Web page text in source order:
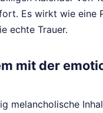
Es wirkt wie eine
echte Trauer.
mit der
melancholische